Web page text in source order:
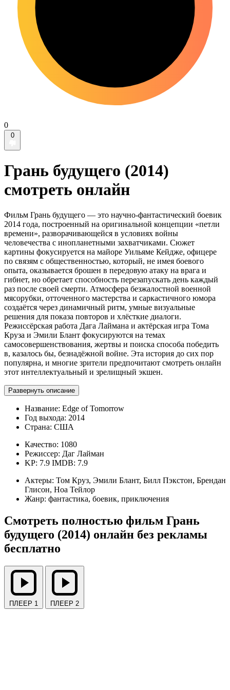
0
0
Грань будущего (2014)
смотреть онлайн
Фильм Грань будущего — это научно-фантастический боевик
2014 года, построенный на оригинальной концепции «петли
времени», разворачивающейся в условиях войны
человечества с инопланетными захватчиками. Сюжет
картины фокусируется на майоре Уильяме Кейдже, офицере
по связям с общественностью, который, не имея боевого
опыта, оказывается брошен в передовую атаку на врага и
гибнет, но обретает способность перезапускать день каждый
раз после своей смерти. Атмосфера безжалостной военной
мясорубки, отточенного мастерства и саркастичного юмора
создаётся через динамичный ритм, умные визуальные
решения для показа повторов и хлёсткие диалоги.
Режиссёрская работа Дага Лаймана и актёрская игра Тома
Круза и Эмили Блант фокусируются на темах
самосовершенствования, жертвы и поиска способа победить
в, казалось бы, безнадёжной войне. Эта история до сих пор
популярна, и многие зрители предпочитают смотреть онлайн
этот интеллектуальный и зрелищный экшен.
Развернуть описание
Название: Edge of Tomorrow
Год выхода: 2014
Страна: США
Качество: 1080
Режиссер: Даг Лайман
KP: 7.9 IMDB: 7.9
Актеры: Том Круз, Эмили Блант, Билл Пэкстон, Брендан
Глисон, Ноа Тейлор
Жанр: фантастика, боевик, приключения
Смотреть полностью фильм Грань
будущего (2014) онлайн без рекламы
бесплатно
ПЛЕЕР 1 ПЛЕЕР 2